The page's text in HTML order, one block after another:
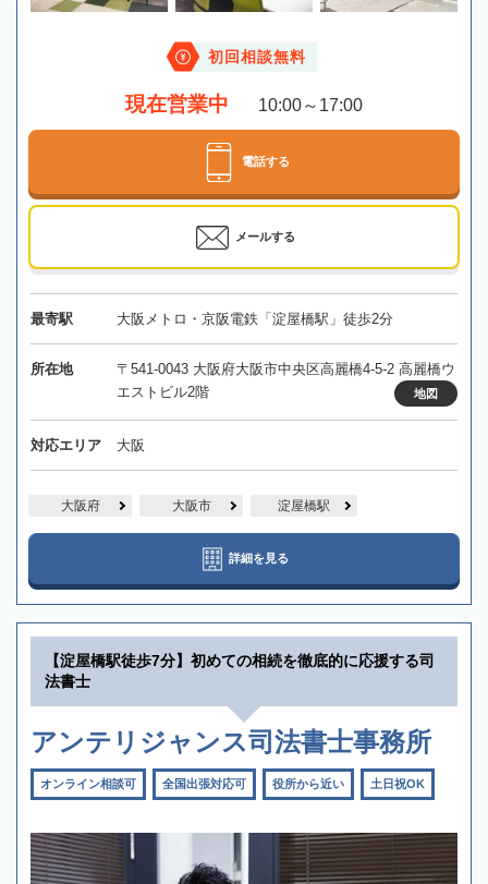
初回相談無料
現在営業中 10:00～17:00
電話する
メールする
最寄駅 大阪メトロ・京阪電鉄「淀屋橋駅」徒歩2分
所在地
〒541-0043 大阪府大阪市中央区高麗橋4-5-2 高麗橋ウ
エストビル2階
地図
対応エリア 大阪
大阪府 大阪市 淀屋橋駅
詳細を見る
【淀屋橋駅徒歩7分】初めての相続を徹底的に応援する司
法書士
アンテリジャンス司法書士事務所
オンライン相談可 全国出張対応可 役所から近い 土日祝OK